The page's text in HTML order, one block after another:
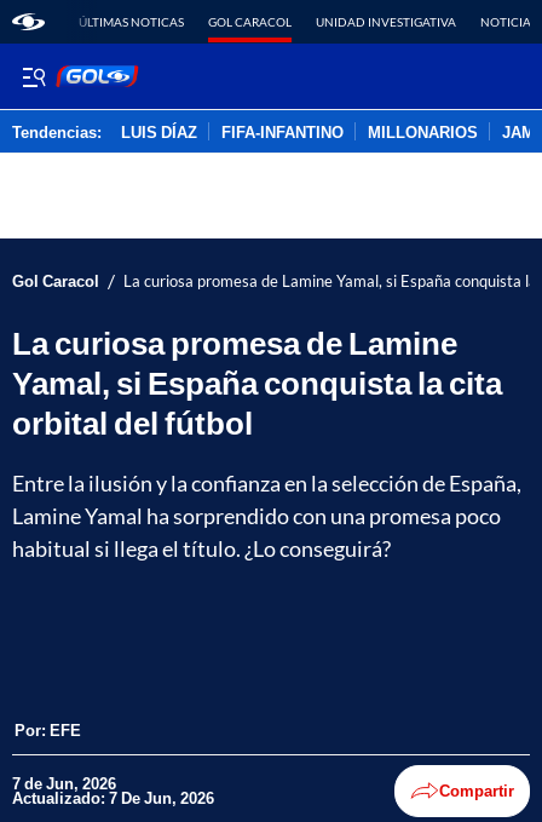
ÚLTIMAS NOTICAS GOL CARACOL UNIDAD INVESTIGATIVA NOTICIAS
Tendencias: LUIS DÍAZ FIFA-INFANTINO MILLONARIOS
Gol Caracol / La curiosa promesa de Lamine Yamal, si España conquista
La curiosa promesa de Lamine
Yamal, si España conquista la cita
orbital del fútbol
Entre la ilusión y la confianza en la selección de España,
Lamine Yamal ha sorprendido con una promesa poco
habitual si llega el título. ¿Lo conseguirá?
Por: EFE
7 de Jun, 2026
Actualizado: 7 De Jun, 2026 Compartir